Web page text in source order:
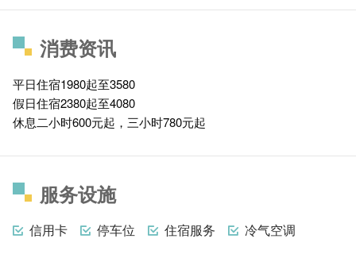
消费资讯
平日住宿1980起至3580
假日住宿2380起至4080
休息二小时600元起，三小时780元起
服务设施
信用卡 停车位 住宿服务 冷气空调